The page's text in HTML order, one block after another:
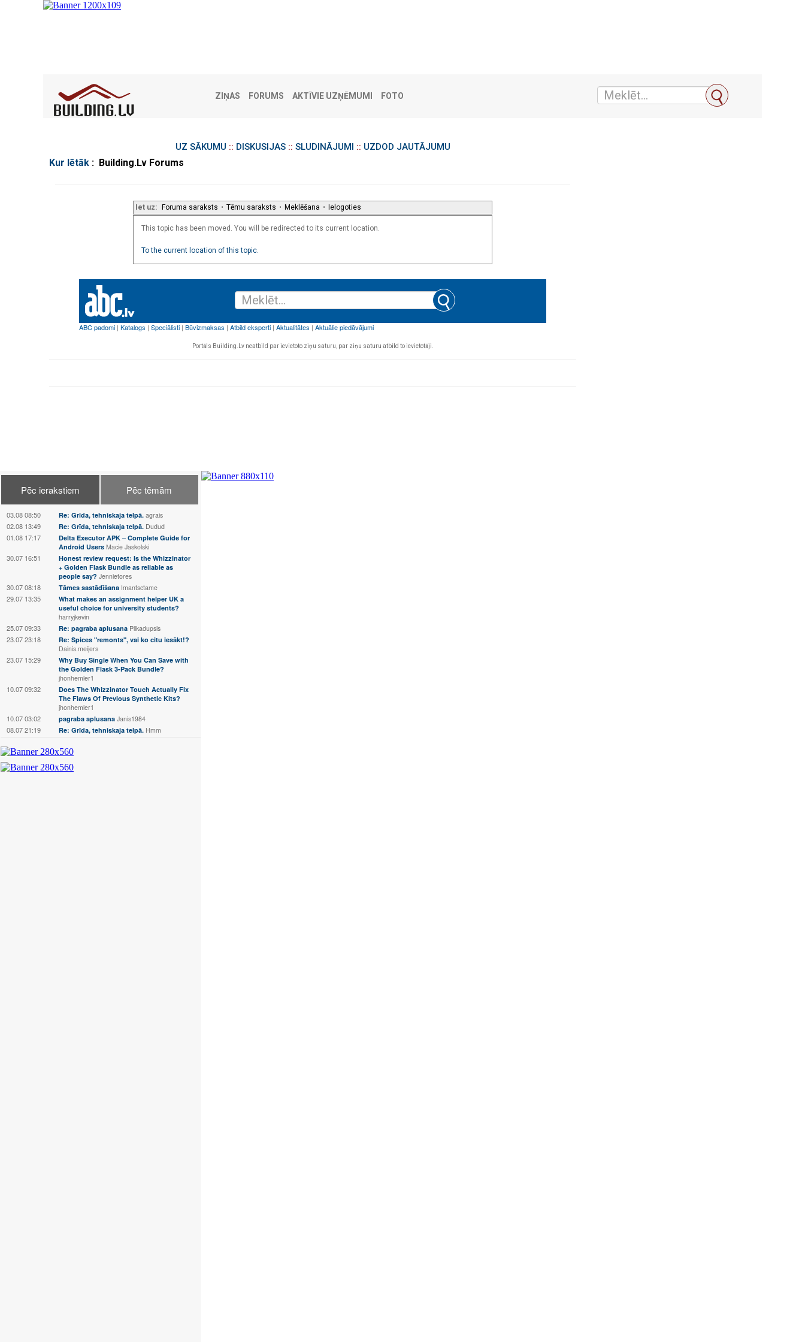
ZIŅAS FORUMS AKTĪVIE UZŅĒMUMI FOTO
UZ SĀKUMU :: DISKUSIJAS:: SLUDINĀJUMI :: UZDOD JAUTĀJUMU
Kur lētāk : Building.Lv Forums
Iet uz: Foruma saraksts • Tēmu saraksts • Meklēšana • Ielogoties
This topic has been moved. You will be redirected to its current location.
To the current location of this topic.
Portāls Building.Lv neatbild par ievietoto ziņu saturu, par ziņu saturu atbild to ievietotāji.
Pēc ierakstiem Pēc tēmām
03.08 08:50 Re: Grīda, tehniskaja telpā. agrais
02.08 13:49 Re: Grīda, tehniskaja telpā. Dudud
01.08 17:17
Delta Executor APK – Complete Guide for
Android Users Macie Jaskolski
30.07 16:51
Honest review request: Is the Whizzinator
+ Golden Flask Bundle as reliable as
people say? Jennietores
30.07 08:18 Tāmes sastādīšana Imantsctame
29.07 13:35
What makes an assignment helper UK a
useful choice for university students?
harryjkevin
25.07 09:33 Re: pagraba aplusana Plikadupsis
23.07 23:18
Re: Spices "remonts", vai ko citu iesākt!?
Dainis.meijers
23.07 15:29
Why Buy Single When You Can Save with
the Golden Flask 3-Pack Bundle?
jhonhemler1
10.07 09:32
Does The Whizzinator Touch Actually Fix
The Flaws Of Previous Synthetic Kits?
jhonhemler1
10.07 03:02 pagraba aplusana Janis1984
08.07 21:19 Re: Grīda, tehniskaja telpā. Hmm